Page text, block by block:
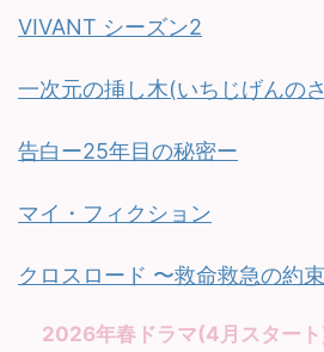
VIVANT シーズン2
一次元の挿し木(いちじげんの
告白ー25年目の秘密ー
マイ・フィクション
クロスロード 〜救命救急の約
2026年春ドラマ(4月スター